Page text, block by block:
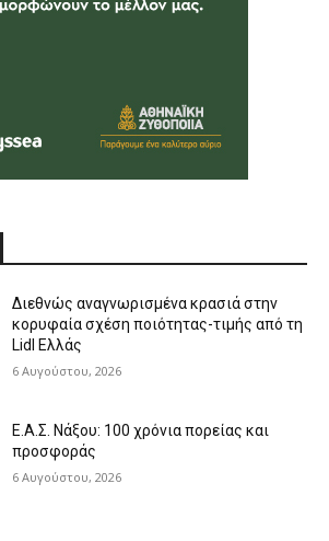
Διεθνώς αναγνωρισμένα κρασιά στην
κορυφαία σχέση ποιότητας-τιμής από τη
Lidl Ελλάς
6 Αυγούστου, 2026
Ε.Α.Σ. Νάξου: 100 χρόνια πορείας και
προσφοράς
6 Αυγούστου, 2026